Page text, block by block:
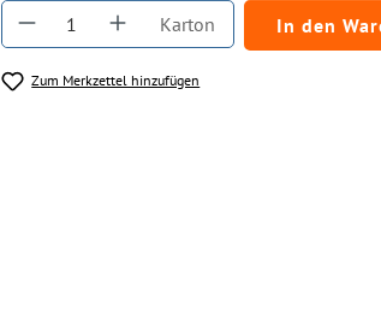
Produkt Anzahl: Gib den
Karton In den
Zum Merkzettel hinzufügen